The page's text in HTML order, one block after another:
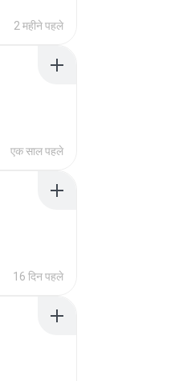
2 महीने पहले
एक साल पहले
16 दिन पहले